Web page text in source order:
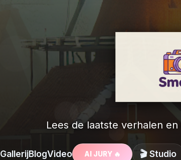
Lees de laatste verhalen
GallerijBlogVideo AI JURY 🔥 🎬 Studio